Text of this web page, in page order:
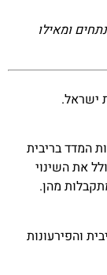
ומאילו
ישראל.
המדד בריבית
את השינוי
מהן.
והפירעונות